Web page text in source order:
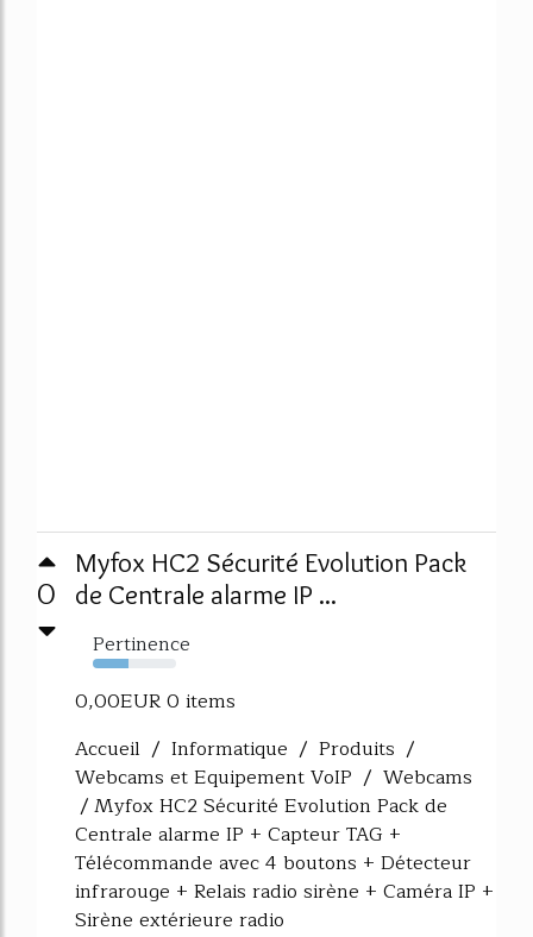
0
Myfox HC2 Sécurité Evolution Pack
de Centrale alarme IP ...
Pertinence
43%
0,00EUR 0 items
Accueil / Informatique / Produits /
Webcams et Equipement VoIP / Webcams
/ Myfox HC2 Sécurité Evolution Pack de
Centrale alarme IP + Capteur TAG +
Télécommande avec 4 boutons + Détecteur
infrarouge + Relais radio sirène + Caméra IP +
Sirène extérieure radio